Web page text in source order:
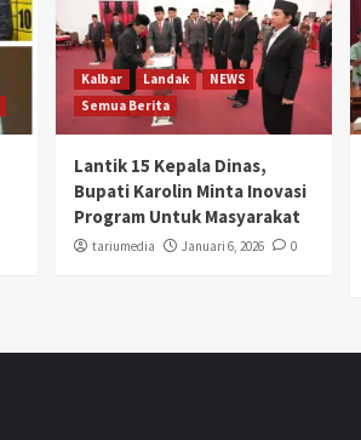
Kalbar Landak
NEWS
Semua Berita
Lantik 15 Kepala Dinas,
Bupati Karolin Minta Inovasi
Program Untuk Masyarakat
tariumedia Januari 6, 2026 0